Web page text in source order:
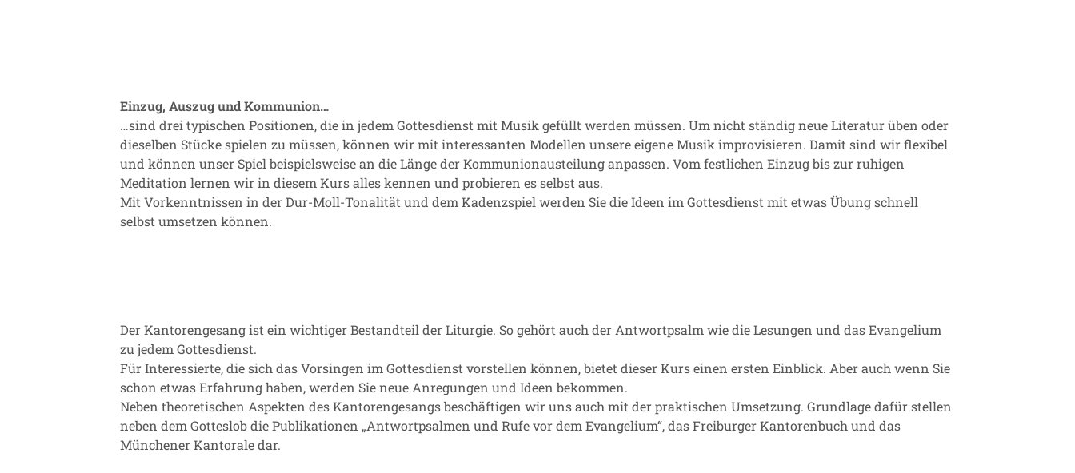
Einzug, Auszug und Kommunion…
…sind drei typischen Positionen, die in jedem Gottesdienst mit Musik gefüllt werden müssen. Um nicht ständig neue Literatur üben oder
dieselben Stücke spielen zu müssen, können wir mit interessanten Modellen unsere eigene Musik improvisieren. Damit sind wir flexibel
und können unser Spiel beispielsweise an die Länge der Kommunionausteilung anpassen. Vom festlichen Einzug bis zur ruhigen
Meditation lernen wir in diesem Kurs alles kennen und probieren es selbst aus.
Mit Vorkenntnissen in der Dur-Moll-Tonalität und dem Kadenzspiel werden Sie die Ideen im Gottesdienst mit etwas Übung schnell
selbst umsetzen können.
Der Kantorengesang ist ein wichtiger Bestandteil der Liturgie. So gehört auch der Antwortpsalm wie die Lesungen und das Evangelium
zu jedem Gottesdienst.
Für Interessierte, die sich das Vorsingen im Gottesdienst vorstellen können, bietet dieser Kurs einen ersten Einblick. Aber auch wenn Sie
schon etwas Erfahrung haben, werden Sie neue Anregungen und Ideen bekommen.
Neben theoretischen Aspekten des Kantorengesangs beschäftigen wir uns auch mit der praktischen Umsetzung. Grundlage dafür stellen
neben dem Gotteslob die Publikationen „Antwortpsalmen und Rufe vor dem Evangelium“, das Freiburger Kantorenbuch und das
Münchener Kantorale dar.